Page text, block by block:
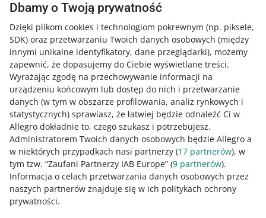
Dbamy o Twoją prywatność
Dzięki plikom cookies i technologiom pokrewnym (np. piksele,
SDK) oraz przetwarzaniu Twoich danych osobowych (między
innymi unikalne identyfikatory, dane przeglądarki), możemy
zapewnić, że dopasujemy do Ciebie wyświetlane treści.
Wyrażając zgodę na przechowywanie informacji na
urządzeniu końcowym lub dostęp do nich i przetwarzanie
danych (w tym w obszarze profilowania, analiz rynkowych i
statystycznych) sprawiasz, że łatwiej będzie odnaleźć Ci w
Allegro dokładnie to, czego szukasz i potrzebujesz.
Administratorem Twoich danych osobowych będzie Allegro a
w niektórych przypadkach nasi partnerzy (17 partnerów), w
tym tzw. “Zaufani Partnerzy IAB Europe” (9 partnerów).
Informacja o celach przetwarzania danych osobowych przez
naszych partnerów znajduje się w ich politykach ochrony
prywatności.
ofert.
Dowiedz sięwięcej o zestawach ofert.
Jak oceniasz te zmiany/nowości?
0 - Porażka
10 - Rewelacja
0 1 2 3 4 5 6